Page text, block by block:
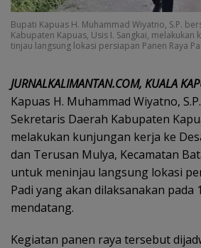
Bupati Kapuas H. Muhammad Wiyatno, S.P.
Kabupaten Kapuas, Usis I. Sangkai, melakukan
tinjau langsung lokasi persiapan Panen Raya
JURNALKALIMANTAN.COM, KUALA
Kapuas H. Muhammad Wiyatno,
Sekretaris Daerah Kabupaten
melakukan kunjungan kerja ke
dan Terusan Mulya, Kecamatan
untuk meninjau langsung lokasi
Padi yang akan dilaksanakan pada
mendatang.
Kegiatan panen raya tersebut